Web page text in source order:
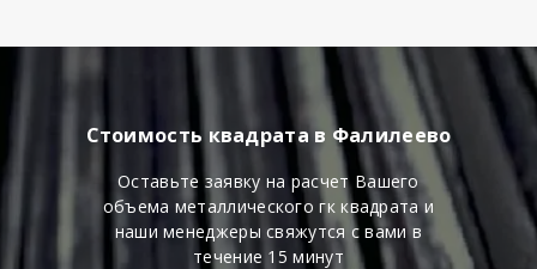
Стоимость квадрата в Фалилеево
Оставьте заявку на расчет Вашего
объема металлического гк квадрата и
наши менеджеры свяжутся с вами в
течение 15 минут